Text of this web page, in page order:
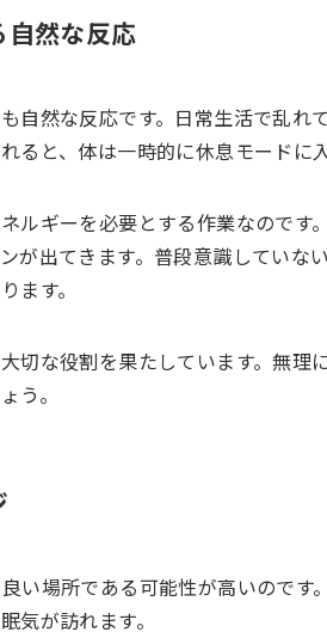
然な反応
自然な反応です。日常生活で乱れ
と、体は一時的に休息モードに入
ルギーを必要とする作業なのです
が出てきます。普段意識していな
ます。
切な役割を果たしています。無理
う。
い場所である可能性が高いのです
気が訪れます。